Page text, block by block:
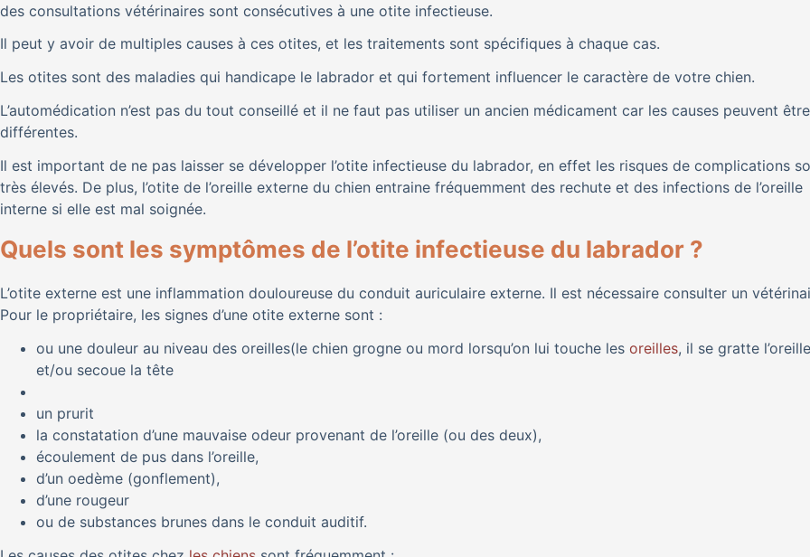
des consultations vétérinaires sont consécutives à une otite infectieuse.
Il peut y avoir de multiples causes à ces otites, et les traitements sont spécifiques à chaque cas.
Les otites sont des maladies qui handicape le labrador et qui fortement influencer le caractère de votre chien.
L’automédication n’est pas du tout conseillé et il ne faut pas utiliser un ancien médicament car les causes peuvent être
différentes.
Il est important de ne pas laisser se développer l’otite infectieuse du labrador, en effet les risques de complications
très élevés. De plus, l’otite de l’oreille externe du chien entraine fréquemment des rechute et des infections de l’oreille
interne si elle est mal soignée.
Quels sont les symptômes de l’otite infectieuse du labrador ?
L’otite externe est une inflammation douloureuse du conduit auriculaire externe. Il est nécessaire consulter un
Pour le propriétaire, les signes d’une otite externe sont :
ou une douleur au niveau des oreilles(le chien grogne ou mord lorsqu’on lui touche les oreilles, il se gratte l’oreille
et/ou secoue la tête
un prurit
la constatation d’une mauvaise odeur provenant de l’oreille (ou des deux),
écoulement de pus dans l’oreille,
d’un oedème (gonflement),
d’une rougeur
ou de substances brunes dans le conduit auditif.